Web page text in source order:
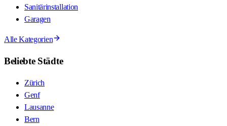
Sanitärinstallation
Garagen
Alle Kategorien
Beliebte Städte
Zürich
Genf
Lausanne
Bern